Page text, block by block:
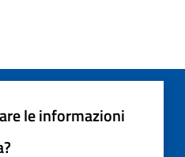
le informazioni